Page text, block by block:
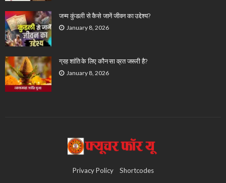
जन्म कुंडली से कैसे जानें जीवन का उद्देश्य?
January 8, 2026
ग्रह शांति के लिए कौन सा व्रत जरूरी है?
January 8, 2026
Privacy Policy Shortcodes